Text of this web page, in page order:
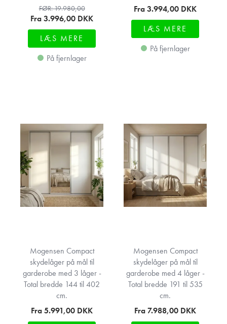
FØR: 19.980,00
Fra 3.996,00 DKK
LÆS MERE
På fjernlager
Fra 3.994,00 DKK
LÆS MERE
På fjernlager
Mogensen Compact
skydelåger på mål til
garderobe med 3 låger -
Total bredde 144 til 402
cm.
Fra 5.991,00 DKK
Mogensen Compact
skydelåger på mål til
garderobe med 4 låger -
Total bredde 191 til 535
cm.
Fra 7.988,00 DKK